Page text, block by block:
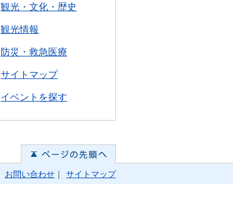
観光・文化・歴史
観光情報
防災・救急医療
サイトマップ
イベントを探す
お問い合わせ ｜ サイトマップ